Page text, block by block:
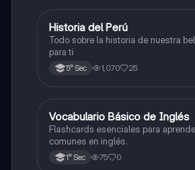
Ciencias Sociales
Historia del Perú
Todo sobre la historia de nuestra
para ti
5° Sec 1,070 25
VInglés
Vocabulario Básico de Inglés
Flashcards esenciales para
comunes en inglés.
1° Sec 75 0